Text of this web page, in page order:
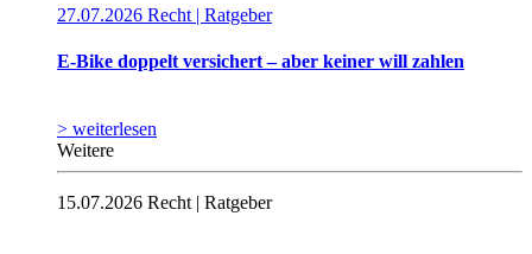
27.07.2026 Recht | Ratgeber
E-Bike doppelt versichert – aber keiner will zahlen
> weiterlesen
Weitere
15.07.2026 Recht | Ratgeber